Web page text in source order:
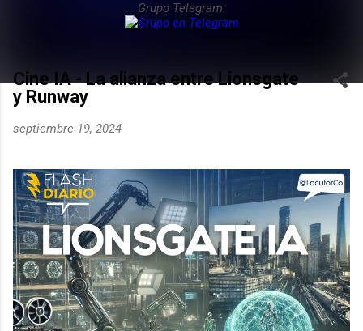
Grupo Telegram:
Cine IA - La alianza entre Lionsgate
y Runway
septiembre 19, 2024